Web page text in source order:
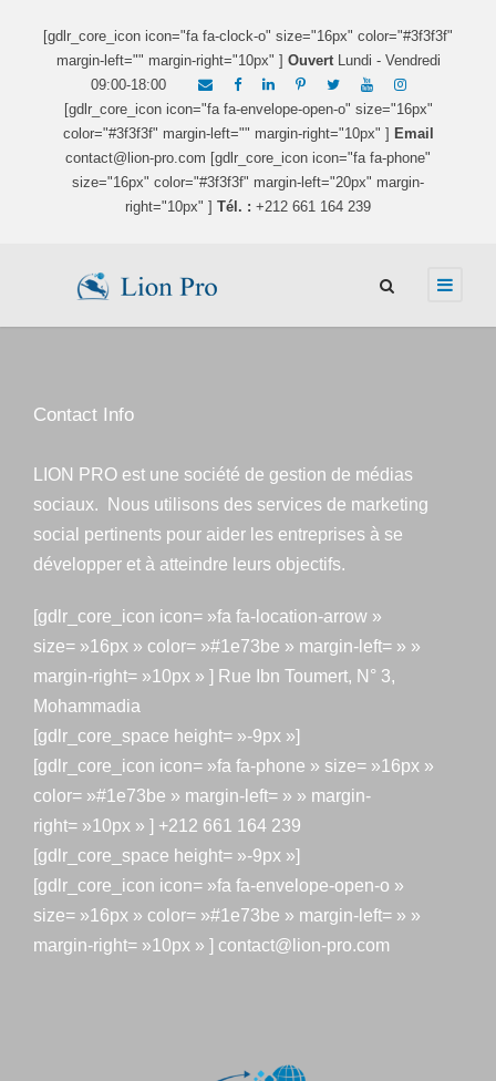
[gdlr_core_icon icon="fa fa-clock-o" size="16px" color="#3f3f3f"
margin-left="" margin-right="10px" ] OuvertLundi - Vendredi
09:00-18:00
[gdlr_core_icon icon="fa fa-envelope-open-o" size="16px"
color="#3f3f3f" margin-left="" margin-right="10px" ] Email
contact@lion-pro.com [gdlr_core_icon icon="fa fa-phone"
size="16px" color="#3f3f3f" margin-left="20px" margin-
right="10px" ] Tél. : +212 661 164 239
Contact Info
LION PRO est une société de gestion de médias
sociaux. Nous utilisons des services de marketing
social pertinents pour aider les entreprises à se
développer et à atteindre leurs objectifs.
[gdlr_core_icon icon= »fa fa-location-arrow »
size= »16px » color= »#1e73be » margin-left= » »
margin-right= »10px » ] Rue Ibn Toumert, N° 3,
Mohammadia
[gdlr_core_space height= »-9px »]
[gdlr_core_icon icon= »fa fa-phone » size= »16px »
color= »#1e73be » margin-left= » » margin-
right= »10px » ] +212 661 164 239
[gdlr_core_space height= »-9px »]
[gdlr_core_icon icon= »fa fa-envelope-open-o »
size= »16px » color= »#1e73be » margin-left= » »
margin-right= »10px » ] contact@lion-pro.com